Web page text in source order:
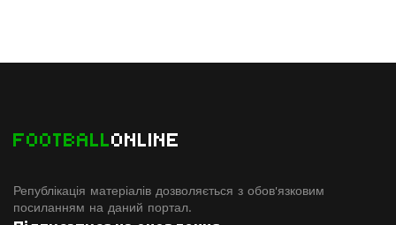
FOOTBALLONLINE
Републікація матеріалів дозволяється з обов'язковим
посиланням на даний портал.